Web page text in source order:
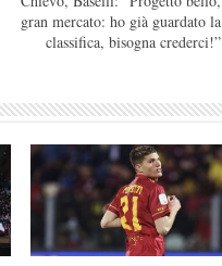
gran mercato: ho già guardato la
classifica, bisogna crederci!”